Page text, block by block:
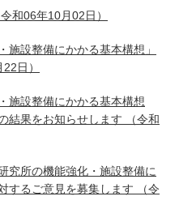
令和06年10月02日）
施設整備にかかる基本構想」
日）
施設整備にかかる基本構想
結果をお知らせします （令和
究所の機能強化・施設整備に
するご意見を募集します （令